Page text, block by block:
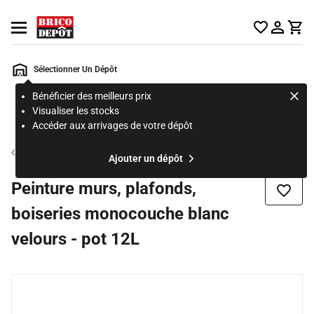
Ouvrir le menu
Sélectionner Un Dépôt
Bénéficier des meilleurs prix
Visualiser les stocks
Accéder aux arrivages de votre dépôt
Ajouter un dépôt
Rechercher
page
Peinture blanche mur et plafond
Peinture murs, plafonds,
boiseries monocouche blanc
velours - pot 12L